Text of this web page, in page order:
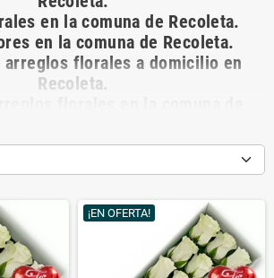
en la comuna de Recoleta.
en la comuna de Recoleta.
arreglos florales a domicilio en
Recoleta.
flores para regalar están
ha entregado miles de arreglos
felices a nuestros clientes.
ofrecemos la máxima calidad en flores y rosas.
importadas, arreglos florales realizados por los
¡EN OFERTA!